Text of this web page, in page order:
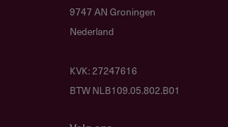
Geen
9747 AN Groningen
Nederland
KVK: 27247616
BTW NLB109.05.802.B01